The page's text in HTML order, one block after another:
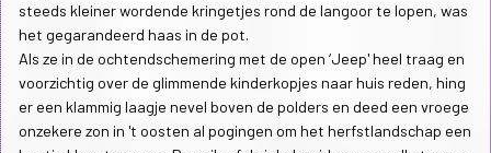
steeds kleiner wordende kringetjes rond de langoor te lopen, was
het gegarandeerd haas in de pot.
Als ze in de ochtendschemering met de open ‘Jeep' heel traag en
voorzichtig over de glimmende kinderkopjes naar huis reden, hing
er een klammig laagje nevel boven de polders en deed een vroege
onzekere zon in 't oosten al pogingen om het herfstlandschap een